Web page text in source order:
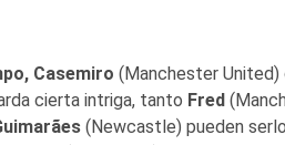
Casemiro (Manchester United)
cierta intriga, tanto Fred
(Newcastle) pueden